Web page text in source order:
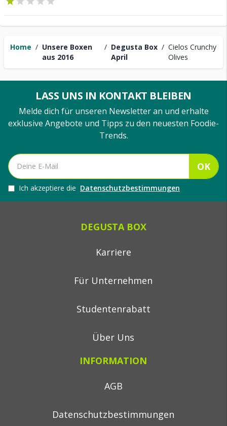
Home / Unsere Boxen
aus 2016
/ Degusta Box
April
/ Cielos Crunchy
Olives
LASS UNS IN KONTAKT BLEIBEN
Melde dich für unseren Newsletter an und erhalte
exklusive Angebote und Tipps zu den neuesten Foodie-
Trends.
OK
Ich akzeptiere die Datenschutzbestimmungen
DEGUSTA BOX
Karriere
Für Unternehmen
Studentenrabatt
Über Uns
INFORMATION
AGB
Datenschutzbestimmungen